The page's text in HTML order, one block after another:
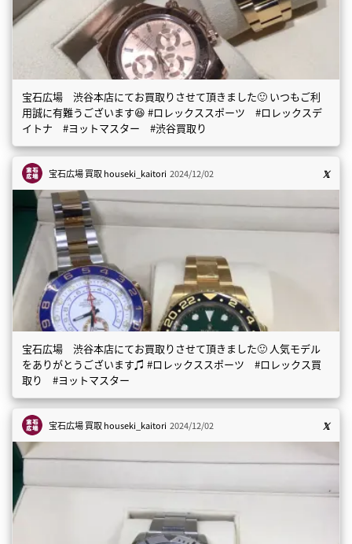
宝石広場 渋谷本店にてお買取りさせて頂きました🙂 いつもご利
用誠に有難うございます😆 #ロレックススポーツ #ロレックスデ
イトナ #ヨットマスター #渋谷買取り
宝石広場 買取houseki_kaitori 2024/12/02
宝石広場 渋谷本店にてお買取りさせて頂きました🙂 人気モデル
をありがとうございます♫ #ロレックススポーツ #ロレックス買
取り #ヨットマスター
宝石広場 買取houseki_kaitori 2024/12/02